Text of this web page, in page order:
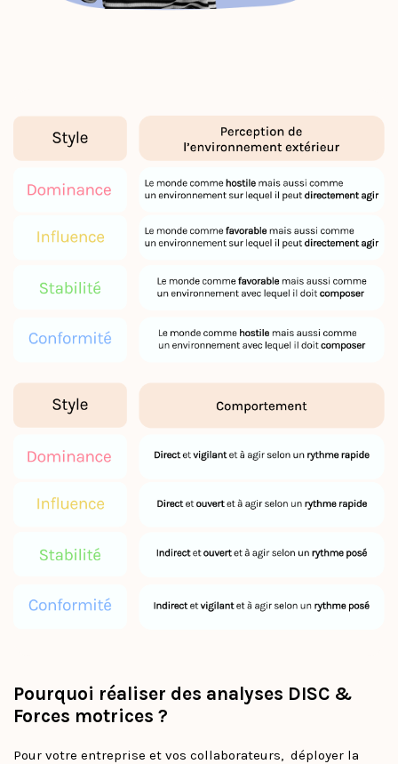
Pourquoi réaliser des analyses DISC &
Forces motrices ?
Pour votre entreprise et vos collaborateurs, déployer la